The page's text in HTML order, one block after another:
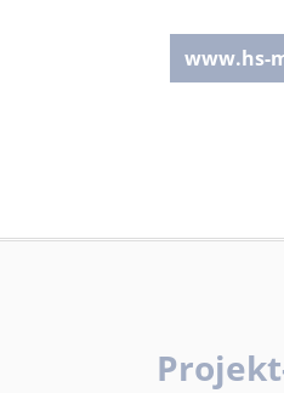
www.hs-